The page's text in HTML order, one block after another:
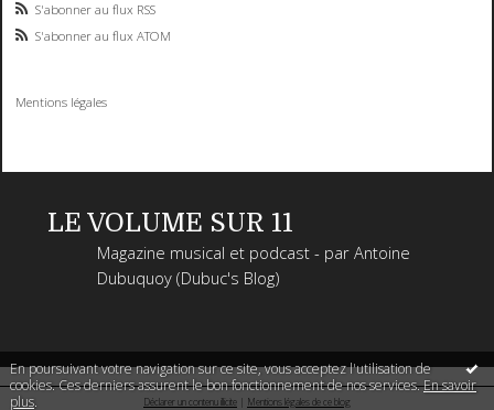
En poursuivant votre navigation sur ce site, vous acceptez l'utilisation de
cookies. Ces derniers assurent le bon fonctionnement de nos services.En savoir
plus.
S'abonner au flux RSS
S'abonner au flux ATOM
Mentions légales
LE VOLUME SUR 11
Magazine musical et podcast - par Antoine
Dubuquoy (Dubuc's Blog)
Déclarer un contenu illicite | Mentions légales de ce blog